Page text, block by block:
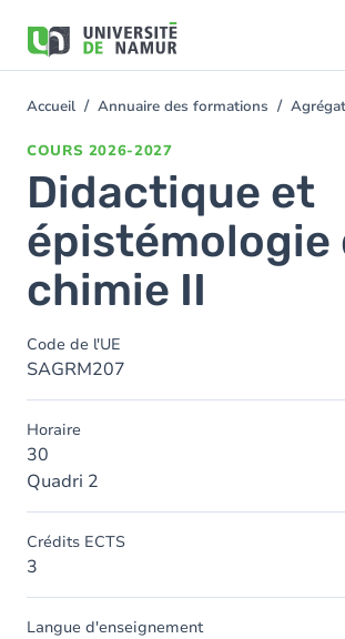
contenu
You
Accueil Annuaire des formations
COURS 2026-2027
Didactique et
épistémologie
chimie II
Code de l'UE
SAGRM207
Horaire
30
Quadri 2
Crédits ECTS
3
Langue d'enseignement